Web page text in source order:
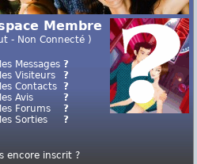
Membre
- Non Connecté )
Messages
Visiteurs
Contacts
Avis
Forums
Sorties
?
?
?
?
?
?
encore inscrit ?